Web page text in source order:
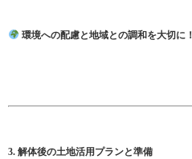
環境への配慮と地域との調和を大切に！
3. 解体後の土地活用プランと準備